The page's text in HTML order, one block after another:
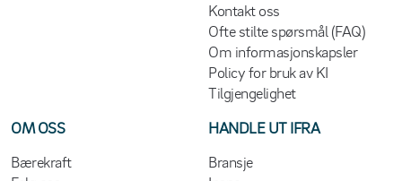
Kontakt oss
Ofte stilte spørsmål (FAQ)
Om informasjonskapsler
Policy for bruk av KI
Tilgjengelighet
OM OSS
Bærekraft
HANDLE UT IFRA
Bransje